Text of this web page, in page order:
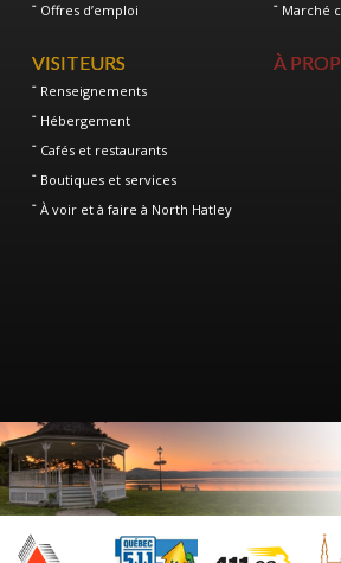
Offres d’emploi
Marché
VISITEURS
Renseignements
Hébergement
Cafés et restaurants
Boutiques et services
À voir et à faire à North Hatley
À